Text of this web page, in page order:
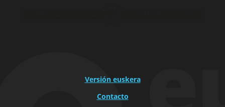
Versión euskera
Contacto